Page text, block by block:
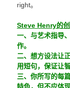
right。
Steve Henry的创
一、与艺术指导
作。
二、想方设法让
用短句，保证让
三、你所写的每
特色，但不应体